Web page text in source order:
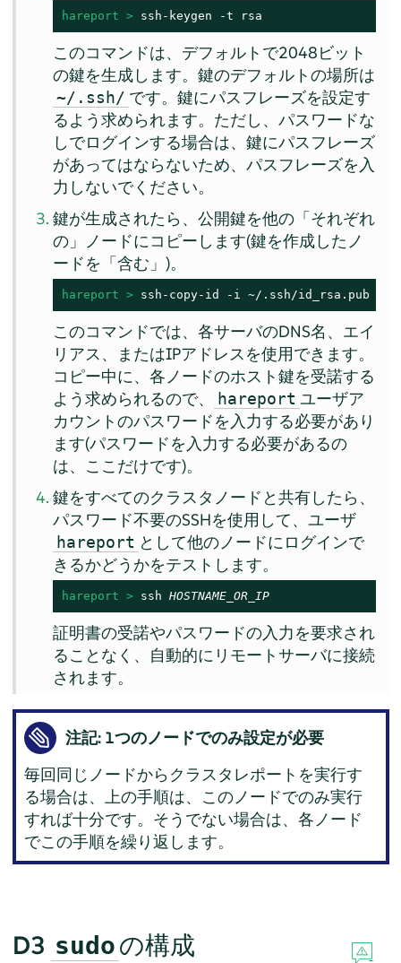
hareport > ssh-keygen -t rsa
このコマンドは、デフォルトで2048ビット
の鍵を生成します。鍵のデフォルトの場所は
~/.ssh/ です。鍵にパスフレーズを設定す
るよう求められます。ただし、パスワードな
しでログインする場合は、鍵にパスフレーズ
があってはならないため、パスフレーズを入
力しないでください。
鍵が生成されたら、公開鍵を他の「それぞれ
の」ノードにコピーします(鍵を作成したノ
ードを「含む」)。
hareport > ssh-copy-id -i ~/.ssh/id_rsa.pub
このコマンドでは、各サーバのDNS名、エイ
リアス、またはIPアドレスを使用できます。
コピー中に、各ノードのホスト鍵を受諾する
よう求められるので、
hareport ユーザア
カウントのパスワードを入力する必要があり
ます(パスワードを入力する必要があるの
は、ここだけです)。
鍵をすべてのクラスタノードと共有したら、
パスワード不要のSSHを使用して、ユーザ
hareport として他のノードにログインで
きるかどうかをテストします。
hareport > ssh HOSTNAME_OR_IP
証明書の受諾やパスワードの入力を要求され
ることなく、自動的にリモートサーバに接続
されます。
注記: 1つのノードでのみ設定が必要
毎回同じノードからクラスタレポートを実行す
る場合は、上の手順は、このノードでのみ実行
すれば十分です。そうでない場合は、各ノード
でこの手順を繰り返します。
D3 sudoの構成